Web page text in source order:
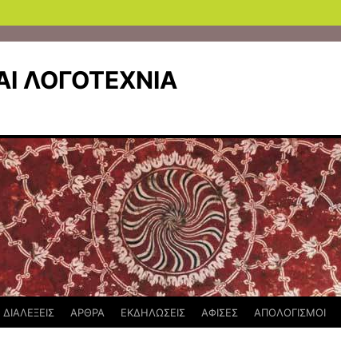
ΛΟΓΟΤΕΧΝΙΑ
ΔΙΑΛΕΞΕΙΣ ΑΡΘΡΑ ΕΚΔΗΛΩΣΕΙΣ ΑΦΙΣΕΣ ΑΠΟΛΟΓΙΣΜΟΙ